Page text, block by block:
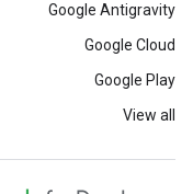
Google Antigravity
Google Cloud
Google Play
View all